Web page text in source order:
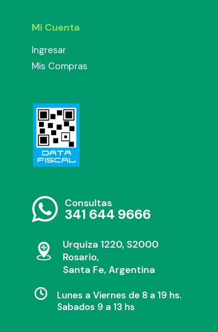
Mi Cuenta
Ingresar
Mis Compras
Consultas
341 644 9666
Urquiza 1220, S2000
Rosario,
Santa Fe, Argentina
Lunes a Viernes de 8 a 19 hs.
Sabados 9 a 13 hs